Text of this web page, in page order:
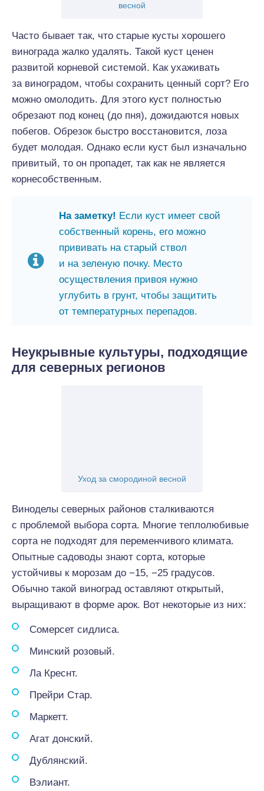
весной
Часто бывает так, что старые кусты хорошего
винограда жалко удалять. Такой куст ценен
развитой корневой системой. Как ухаживать
за виноградом, чтобы сохранить ценный сорт? Его
можно омолодить. Для этого куст полностью
обрезают под конец (до пня), дожидаются новых
побегов. Обрезок быстро восстановится, лоза
будет молодая. Однако если куст был изначально
привитый, то он пропадет, так как не является
корнесобственным.
На заметку! Если куст имеет свой
собственный корень, его можно
прививать на старый ствол
и на зеленую почку. Место
осуществления привоя нужно
углубить в грунт, чтобы защитить
от температурных перепадов.
Неукрывные культуры, подходящие
для северных регионов
Уход за смородиной весной
Виноделы северных районов сталкиваются
с проблемой выбора сорта. Многие теплолюбивые
сорта не подходят для переменчивого климата.
Опытные садоводы знают сорта, которые
устойчивы к морозам до −15, −25 градусов.
Обычно такой виноград оставляют открытый,
выращивают в форме арок. Вот некоторые из них:
Сомерсет сидлиса.
Минский розовый.
Ла Креснт.
Прейри Стар.
Маркетт.
Агат донский.
Дублянский.
Вэлиант.